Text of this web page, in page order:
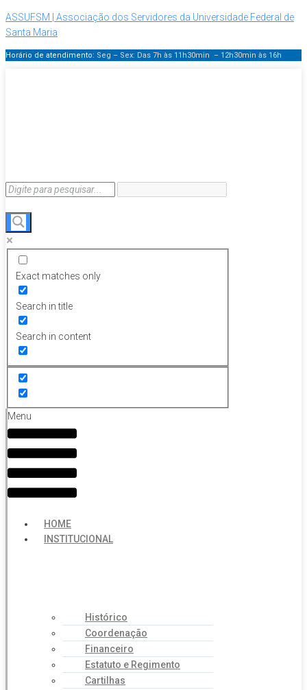
ASSUFSM | Associação dos Servidores da Universidade Federal de
Santa Maria
Horário de atendimento: Seg – Sex: Das 7h às 11h30min – 12h30min às 16h
Exact matches only
Search in title
Search in content
Menu
HOME
INSTITUCIONAL
Histórico
Coordenação
Financeiro
Estatuto e Regimento
Cartilhas